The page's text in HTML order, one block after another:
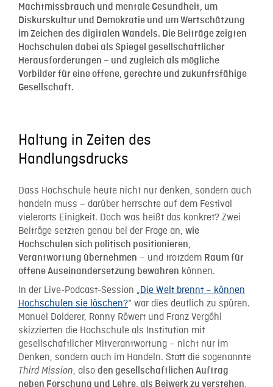
Machtmissbrauch und mentale Gesundheit, um
Diskurskultur und Demokratie und um Wertschätzung
im Zeichen des digitalen Wandels. Die Beiträge zeigten
Hochschulen dabei als Spiegel gesellschaftlicher
Herausforderungen – und zugleich als mögliche
Vorbilder für eine offene, gerechte und zukunftsfähige
Gesellschaft.
Haltung in Zeiten des
Handlungsdrucks
Dass Hochschule heute nicht nur denken, sondern auch
handeln muss – darüber herrschte auf dem Festival
vielerorts Einigkeit. Doch was heißt das konkret? Zwei
Beiträge setzten genau bei der Frage an, wie
Hochschulen sich politisch positionieren,
Verantwortung übernehmen – und trotzdem Raum für
offene Auseinandersetzung bewahren können.
In der Live-Podcast-Session „Die Welt brennt – können
Hochschulen sie löschen?“ war dies deutlich zu spüren.
Manuel Dolderer, Ronny Röwert und Franz Vergöhl
skizzierten die Hochschule als Institution mit
gesellschaftlicher Mitverantwortung – nicht nur im
Denken, sondern auch im Handeln. Statt die sogenannte
Third Mission, also den gesellschaftlichen Auftrag
neben Forschung und Lehre, als Beiwerk zu verstehen,